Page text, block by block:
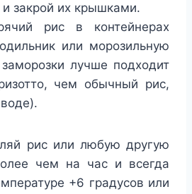
закрой их крышками.
рис в контейнерах
или морозильную
лучше подходит
чем обычный рис,
рис или любую другую
чем на час и всегда
+6 градусов или